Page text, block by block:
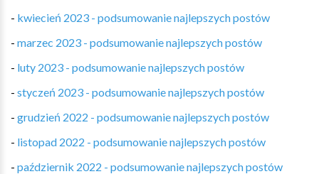
- kwiecień 2023 - podsumowanie najlepszych postów
- marzec 2023 - podsumowanie najlepszych postów
- luty 2023 - podsumowanie najlepszych postów
- styczeń 2023 - podsumowanie najlepszych postów
- grudzień 2022 - podsumowanie najlepszych postów
- listopad 2022 - podsumowanie najlepszych postów
- październik 2022 - podsumowanie najlepszych postów